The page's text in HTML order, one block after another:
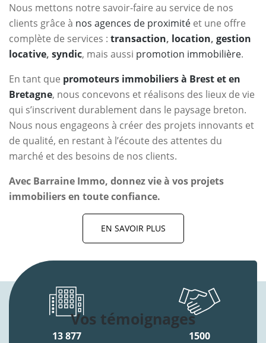
Nous mettons notre savoir-faire au service de nos
clients grâce à nos agences de proximité et une offre
complète de services : transaction, location, gestion
locative, syndic, mais aussi promotion immobilière.
En tant que promoteurs immobiliers à Brest et en
Bretagne, nous concevons et réalisons des lieux de vie
qui s’inscrivent durablement dans le paysage breton.
Nous nous engageons à créer des projets innovants et
de qualité, en restant à l’écoute des attentes du
marché et des besoins de nos clients.
Avec Barraine Immo, donnez vie à vos projets
immobiliers en toute confiance.
EN SAVOIR PLUS
Vos témoignages
13 877
1500